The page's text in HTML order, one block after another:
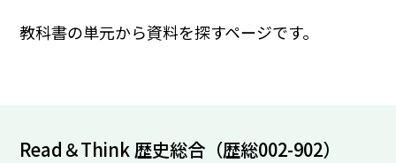
教科書の単元から資料を探すページです。
Read＆Think 歴史総合（歴総002-902）